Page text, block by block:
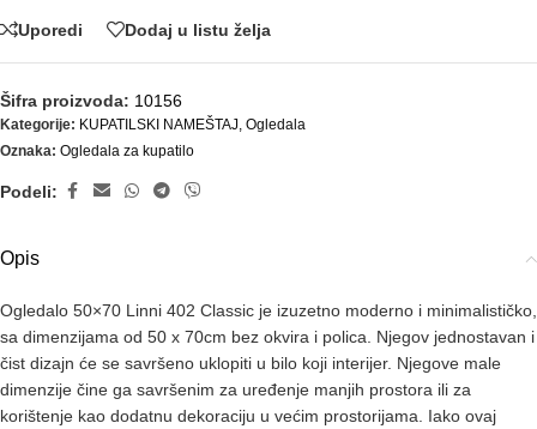
Uporedi Dodaj u listu želja
Šifra proizvoda: 10156
Kategorije: KUPATILSKI NAMEŠTAJ, Ogledala
Oznaka: Ogledala za kupatilo
Podeli:
Opis
Ogledalo 50×70 Linni 402 Classic je izuzetno moderno i minimalističko,
sa dimenzijama od 50 x 70cm bez okvira i polica. Njegov jednostavan i
čist dizajn će se savršeno uklopiti u bilo koji interijer. Njegove male
dimenzije čine ga savršenim za uređenje manjih prostora ili za
korištenje kao dodatnu dekoraciju u većim prostorijama. Iako ovaj